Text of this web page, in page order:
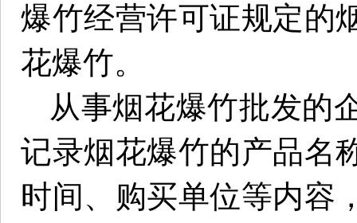
爆竹经营许可证规定的
花爆竹。
从事烟花爆竹批发的
记录烟花爆竹的产品名
时间、购买单位等内容